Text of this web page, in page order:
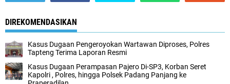
DIREKOMENDASIKAN
Kasus Dugaan Pengeroyokan Wartawan Diproses, Polres
Tapteng Terima Laporan Resmi
Kasus Dugaan Perampasan Pajero Di-SP3, Korban Seret
Kapolri , Polres, hingga Polsek Padang Panjang ke